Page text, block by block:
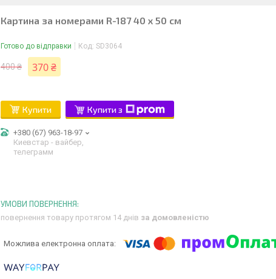
Картина за номерами R-187 40 х 50 см
Готово до відправки Код: SD3064
400 ₴ 370 ₴
Купити Купити з
+380 (67) 963-18-97
Киевстар - вайбер,
телеграмм
повернення товару протягом 14 днів за домовленістю